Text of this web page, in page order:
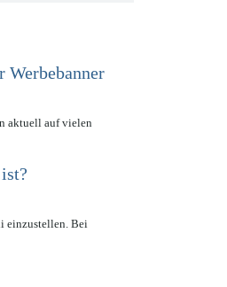
Werbebanner
aktuell auf vielen
einzustellen. Bei